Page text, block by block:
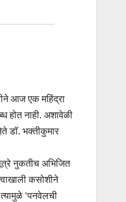
आज एक महिंद्रा
होत नाही. अशावेळी
डॉ. भक्तीकुमार
नुकतीच अभिजित
कसोशीने
‘पनवेलची